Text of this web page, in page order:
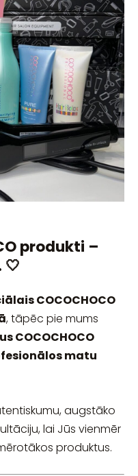
produkti –
COCOCHOCO
, tāpēc pie mums
COCOCHOCO
matu
augstāko
lai Jūs vienmēr
produktus.